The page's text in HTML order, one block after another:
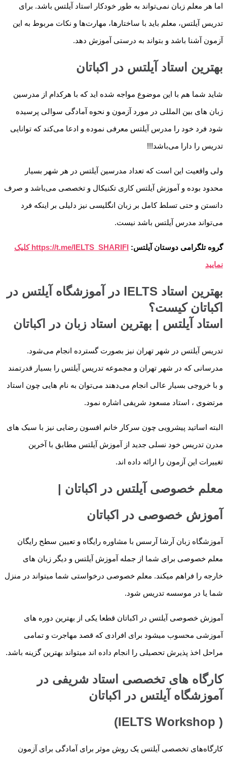
اما هر معلم زبان نمی‌تواند به طور خودکار استاد آیلتس باشد. برای
تدریس آیلتس، معلم باید با ساختارها، مهارت‌ها و نکات مربوط به این
آزمون آشنا باشد و بتواند به درستی آموزش دهد.
بهترین استاد آیلتس در اکباتان
شاید شما هم با این موضوع مواجه شده اید که با هرکدام از مدرسین
زبان های بین المللی در مورد آزمون و نحوه آمادگی سوالی پرسیده
شود فرد خود را مدرس آیلتس معرفی نموده و ادعا می‌کند که توانایی
تدریس را دارا می‌باشد!!!
ولی واقعیت این است که تعداد مدرسین آیلتس در هر شهر بسیار
محدود بوده و آموزش آیلتس کاری تکنیکال و تخصصی می‌باشد و صرف
دانستن و حتی تسلط کامل بر زبان انگلیسی نیز دلیلی بر اینکه فرد
می‌تواند مدرس آیلتس باشد نیست.
گروه تلگرامی دوستان آیلتس:
https://t.me/IELTS_SHARIFI کلیک
نمایید
بهترین استاد IELTS در آموزشگاه آیلتس در
اکباتان کیست؟
استاد آیلتس | بهترین استاد زبان در اکباتان
تدریس آیلتس در شهر تهران نیز بصورت گسترده انجام می‌شود.
مدرسانی که در شهر تهران و مجموعه تدریس آیلتس را بسیار قدرتمند
و با خروجی بسیار عالی انجام می‌دهند می‌توان به نام هایی چون استاد
مرتضوی ، استاد مسعود شریفی اشاره نمود.
البته اساتید پیشرویی چون سرکار خانم افسون رضایی نیز با سبک های
مدرن تدریس خود نسلی جدید از آموزش آیلتس مطابق با آخرین
تغییرات این آزمون را ارائه داده اند.
معلم خصوصی آیلتس در اکباتان |
آموزش خصوصی در اکباتان
آموزشگاه زبان آرشا آرسس با مشاوره رایگاه و تعیین سطح رایگان
معلم خصوصی برای شما از جمله آموزش آیلتس و دیگر زبان های
خارجه را فراهم میکند. معلم خصوصی درخواستی شما میتواند در منزل
شما یا در موسسه تدریس شود.
آموزش خصوصی آیلتس در اکباتان قطعا یکی از بهترین دوره های
آموزشی محسوب میشود برای افرادی که قصد مهاجرت و تمامی
مراحل اخذ پذیرش تحصیلی را انجام داده اند میتواند بهترین گزینه باشد.
کارگاه های تخصصی استاد شریفی در
آموزشگاه آیلتس در اکباتان
( IELTS Workshop)
کارگاه‌های تخصصی آیلتس یک روش موثر برای آمادگی برای آزمون